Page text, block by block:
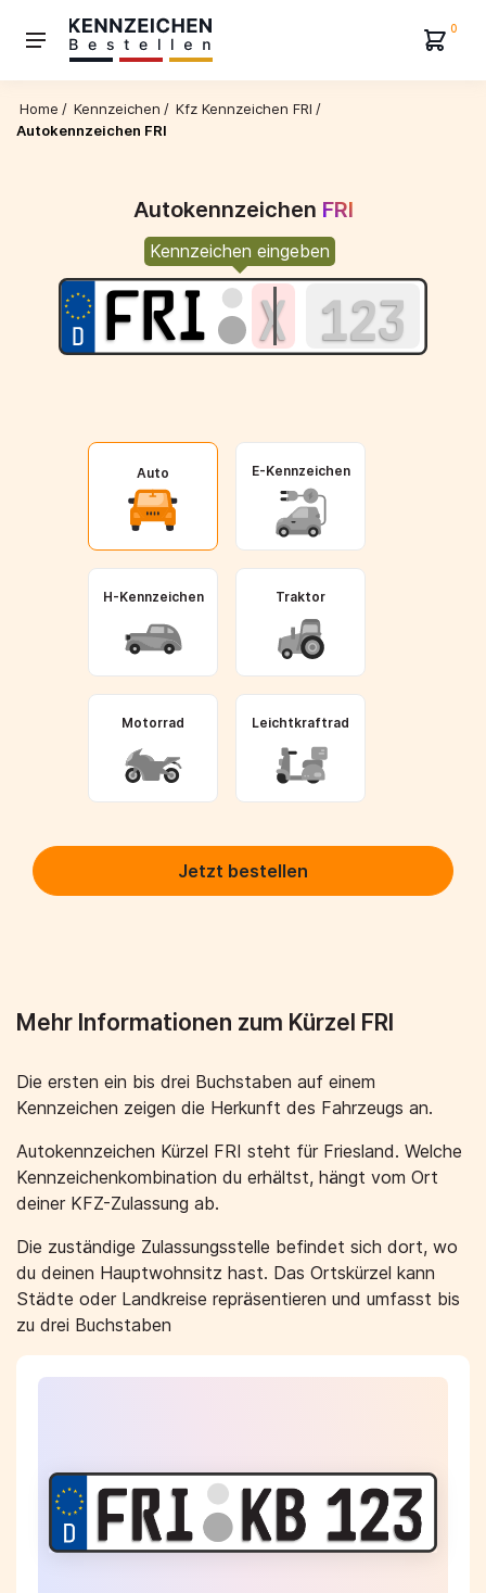
0
Home / Kennzeichen / Kfz Kennzeichen FRI /
Autokennzeichen FRI
Autokennzeichen FRI
Kennzeichen eingeben
Auto E-Kennzeichen
H-Kennzeichen Traktor
Motorrad Leichtkraftrad
Jetzt bestellen
Mehr Informationen zum Kürzel FRI
Die ersten ein bis drei Buchstaben auf einem
Kennzeichen zeigen die Herkunft des Fahrzeugs an.
Autokennzeichen Kürzel FRI steht für Friesland. Welche
Kennzeichenkombination du erhältst, hängt vom Ort
deiner KFZ-Zulassung ab.
Die zuständige Zulassungsstelle befindet sich dort, wo
du deinen Hauptwohnsitz hast. Das Ortskürzel kann
Städte oder Landkreise repräsentieren und umfasst bis
zu drei Buchstaben